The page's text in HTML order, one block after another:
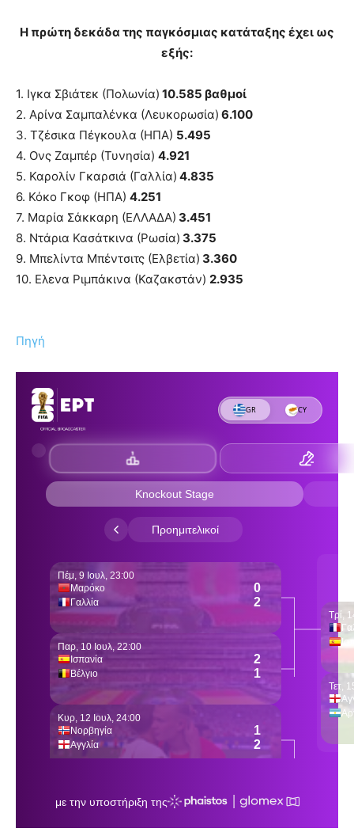
Η πρώτη δεκάδα της παγκόσμιας κατάταξης έχει ως
εξής:
1. Ιγκα Σβιάτεκ (Πολωνία) 10.585 βαθμοί
2. Αρίνα Σαμπαλένκα (Λευκορωσία) 6.100
3. Τζέσικα Πέγκουλα (ΗΠΑ) 5.495
4. Ονς Ζαμπέρ (Τυνησία) 4.921
5. Καρολίν Γκαρσιά (Γαλλία) 4.835
6. Κόκο Γκοφ (ΗΠΑ) 4.251
7. Μαρία Σάκκαρη (ΕΛΛΑΔΑ) 3.451
8. Ντάρια Κασάτκινα (Ρωσία) 3.375
9. Μπελίντα Μπέντσιτς (Ελβετία) 3.360
10. Ελενα Ριμπάκινα (Καζακστάν) 2.935
Πηγή